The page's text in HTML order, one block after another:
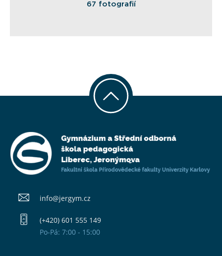
67 fotografií
info@​jergym.cz
(+420) 601 555 149
Po-Pá: 7:00 - 15:00